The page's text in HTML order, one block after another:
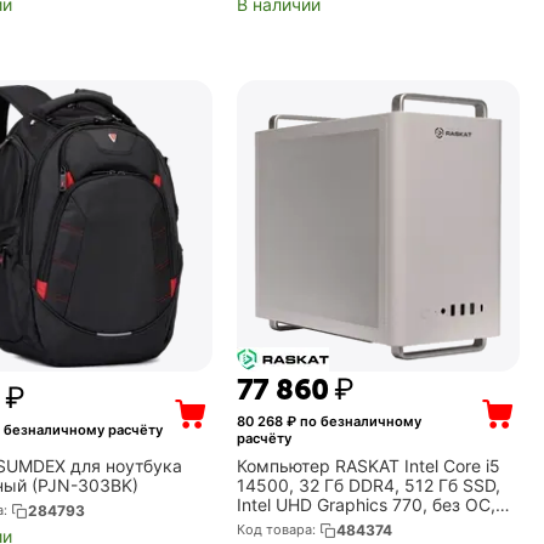
В наличии
₽
расчёту
для ноутбука
(PJN-303BK)
284793
77 860₽
80 268₽ по безналичному
расчёту
Компьютер RASKAT Intel Core i5
14500, 32 Гб DDR4, 512 Гб SSD,
Intel UHD Graphics 770, без ОС,
белый, STANDART 500
Код товара: 484374